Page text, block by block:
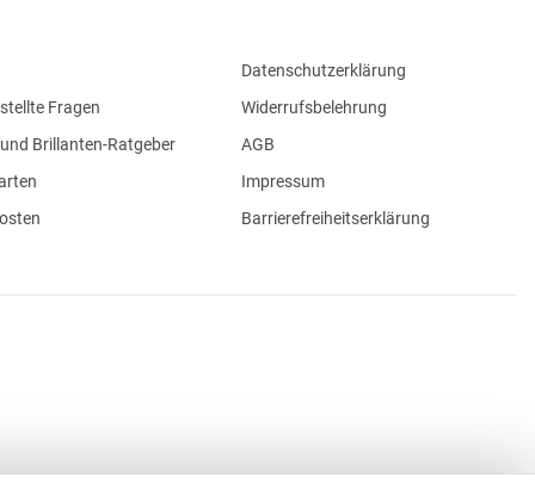
Fragen
Brillanten-Ratgeber
Datenschutzerklärung
Widerrufsbelehrung
AGB
Impressum
Barrierefreiheitserklärung